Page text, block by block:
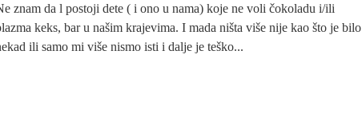
znam da l postoji dete ( i ono u nama) koje ne voli čokoladu i/ili
keks, bar u našim krajevima. I mada ništa više nije kao što je bilo
ili samo mi više nismo isti i dalje je teško...